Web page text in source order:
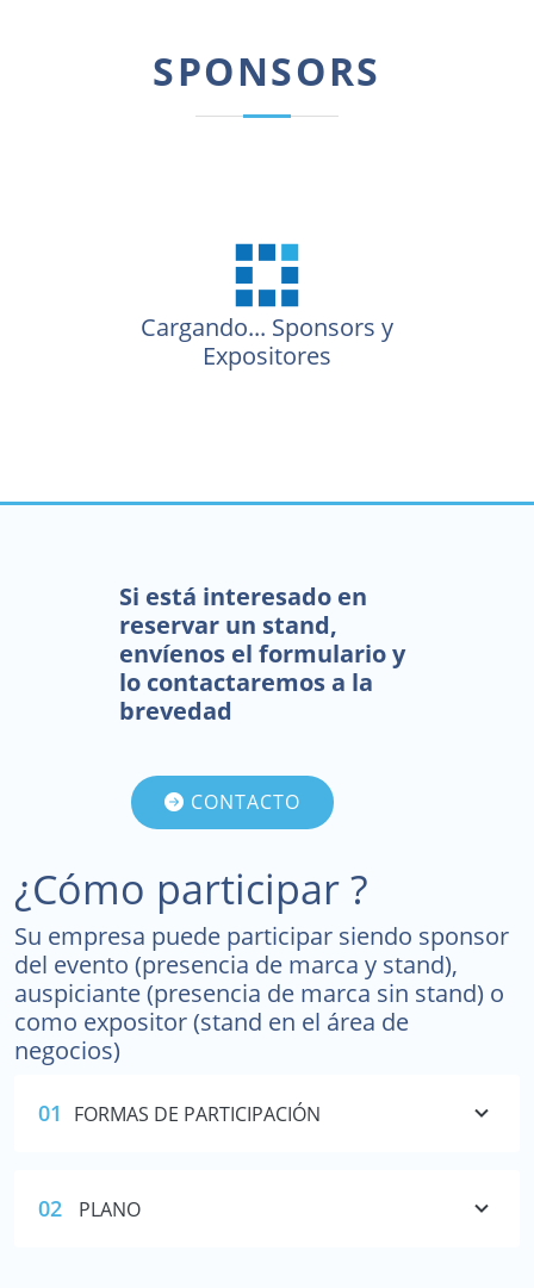
SPONSORS
Cargando... Sponsors y
Expositores
¿Cómo participar ?
Su empresa puede participar siendo sponsor
del evento (presencia de marca y stand),
auspiciante (presencia de marca sin stand) o
como expositor (stand en el área de
negocios)
01 FORMAS DE PARTICIPACIÓN
02 PLANO
Si está interesado en
reservar un stand,
envíenos el formulario y
lo contactaremos a la
brevedad
CONTACTO